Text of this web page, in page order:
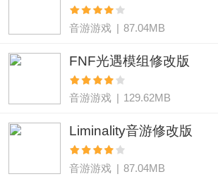
音游游戏 | 87.04MB
FNF光遇模组修改版
音游游戏 129.62MB
Liminality音游修改版
音游游戏 | 87.04MB